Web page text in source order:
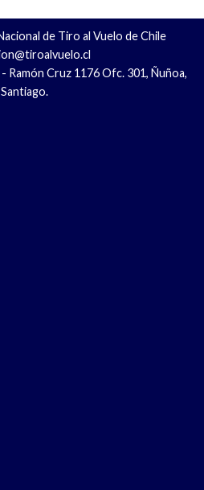
de Tiro al Vuelo de Chile
Ramón Cruz 1176 Ofc. 301, Ñuñoa,
Santiago.